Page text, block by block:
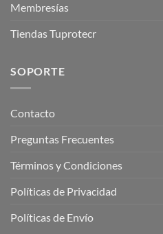
Membresías
Tiendas Tuprotecr
SOPORTE
Contacto
Preguntas Frecuentes
Términos y Condiciones
Políticas de Privacidad
Políticas de Envío